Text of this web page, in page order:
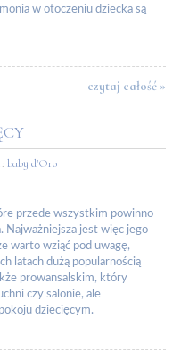
w otoczeniu dziecka są
czytaj całość »
baby d'Oro
przede wszystkim powinno
Najważniejsza jest więc jego
warto wziąć pod uwagę,
latach dużą popularnością
prowansalskim, który
czy salonie, ale
dziecięcym.